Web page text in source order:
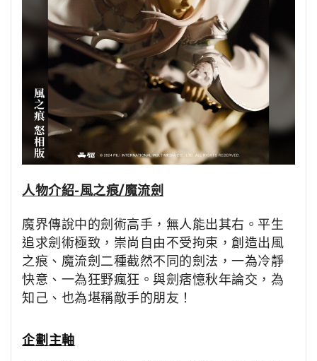
人物介紹-風之痕/魔流劍
魔界傳說中的劍術高手，無人能出其右。平生
追求劍術極致，崇尚自由不受拘束，創造出風
之痕、魔流劍二種截然不同的劍法，一為冷靜
快意、一為狂野瘋狂。與劍痞憶秋年論交，為
知己、也為堪稱敵手的朋友！
企劃主軸